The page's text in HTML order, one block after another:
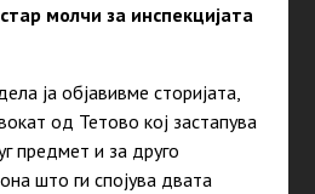
молчи за инспекцијата
ја објавивме сторијата,
од Тетово кој застапува
предмет и за друго
што ги спојува двата